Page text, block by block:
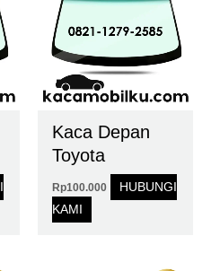
Kaca Depan
Toyota
Rp100.000
HUBUNGI
KAMI